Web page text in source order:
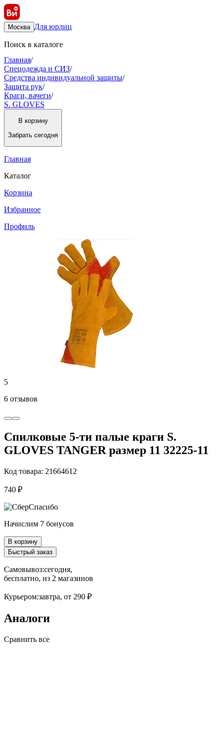
Москва Для юрлиц
Поиск в каталоге
Главная/
Спецодежда и СИЗ/
Средства индивидуальной защиты/
Защита рук/
Краги, вачеги/
S. GLOVES
В корзину
Забрать сегодня
Главная
Каталог
Корзина
Избранное
Профиль
5
6 отзывов
Спилковые 5-ти палые краги S.
GLOVES TANGER размер 11 32225-11
Код товара: 21664612
740 ₽
Начислим 7 бонусов
В корзину
Быстрый заказ
Самовывоз:сегодня,
бесплатно, из 2 магазинов
Курьером:завтра, от 290 ₽
Аналоги
Сравнить все